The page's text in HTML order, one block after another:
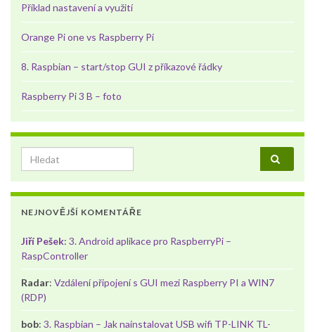
Příklad nastavení a využití
Orange Pi one vs Raspberry Pi
8. Raspbian – start/stop GUI z příkazové řádky
Raspberry Pi 3 B – foto
Search for:
NEJNOVĚJŠÍ KOMENTÁŘE
Jiří Pešek: 3. Android aplikace pro RaspberryPi –
RaspController
Radar: Vzdálení připojení s GUI mezi Raspberry PI a WIN7
(RDP)
bob: 3. Raspbian – Jak nainstalovat USB wifi TP-LINK TL-